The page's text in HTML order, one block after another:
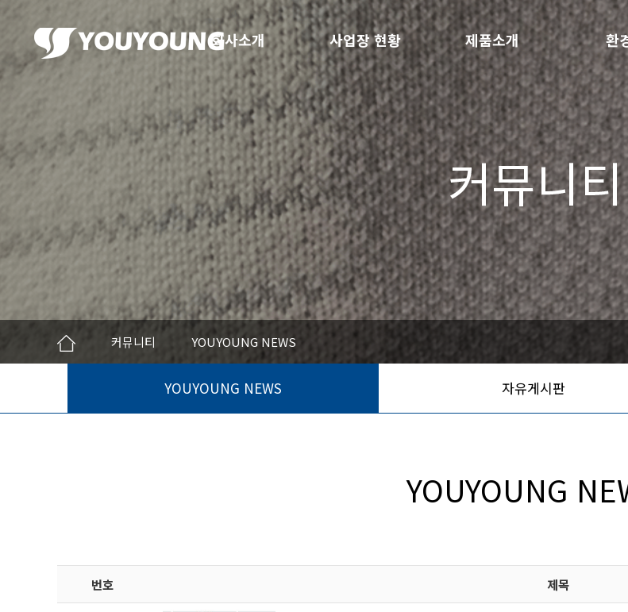
회사소개 사업장 현황 제품소개 환
커뮤니티 YOUYOUNG NEWS
YOUYOUNG NEWS 자유게시판
YOUYOUNG
번호 제목